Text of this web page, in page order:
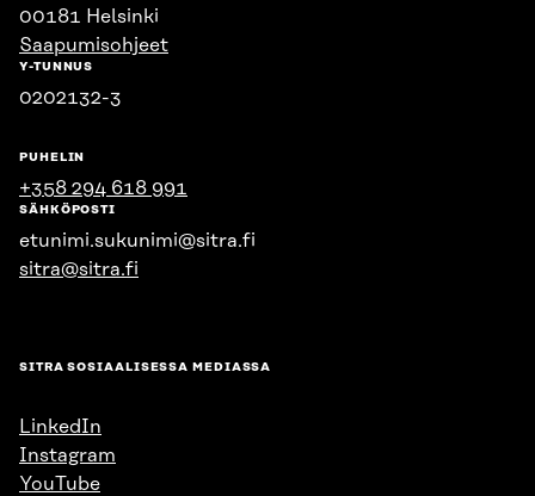
00181 Helsinki
Saapumisohjeet
Y-TUNNUS
0202132-3
PUHELIN
+358 294 618 991
SÄHKÖPOSTI
etunimi.sukunimi@sitra.fi
sitra@sitra.fi
SITRA SOSIAALISESSA MEDIASSA
LinkedIn
Instagram
YouTube